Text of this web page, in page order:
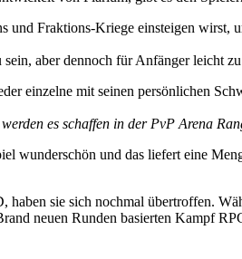
Fraktions-Kriege einsteigen wirst,
aber dennoch für Anfänger leicht
einzelne mit seinen persönlichen
es schaffen in der PvP Arena
wunderschön und das liefert eine
sie sich nochmal übertroffen.
neuen Runden basierten Kampf